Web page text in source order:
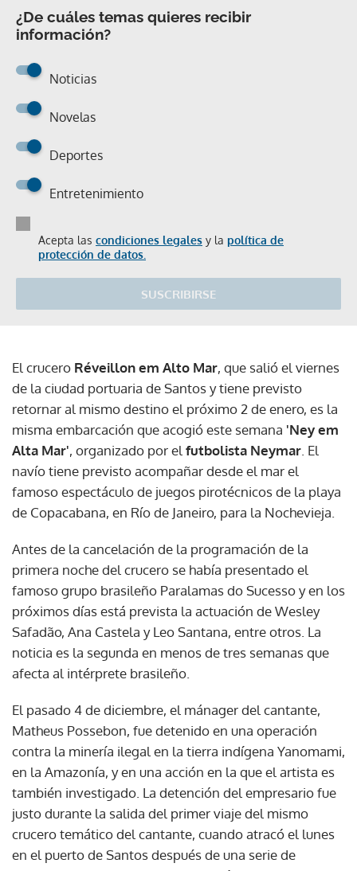
¿De cuáles temas quieres recibir
información?
Noticias
Novelas
Deportes
Entretenimiento
Acepta las condiciones legales y la política de
protección de datos.
SUSCRIBIRSE
El crucero Réveillon em Alto Mar, que salió el viernes
de la ciudad portuaria de Santos y tiene previsto
retornar al mismo destino el próximo 2 de enero, es la
misma embarcación que acogió este semana 'Ney em
Alta Mar', organizado por el futbolista Neymar . El
navío tiene previsto acompañar desde el mar el
famoso espectáculo de juegos pirotécnicos de la playa
de Copacabana, en Río de Janeiro, para la Nochevieja.
Antes de la cancelación de la programación de la
primera noche del crucero se había presentado el
famoso grupo brasileño Paralamas do Sucesso y en los
próximos días está prevista la actuación de Wesley
Safadão, Ana Castela y Leo Santana, entre otros. La
noticia es la segunda en menos de tres semanas que
afecta al intérprete brasileño.
El pasado 4 de diciembre, el mánager del cantante,
Matheus Possebon, fue detenido en una operación
contra la minería ilegal en la tierra indígena Yanomami,
en la Amazonía, y en una acción en la que el artista es
también investigado. La detención del empresario fue
justo durante la salida del primer viaje del mismo
crucero temático del cantante, cuando atracó el lunes
en el puerto de Santos después de una serie de